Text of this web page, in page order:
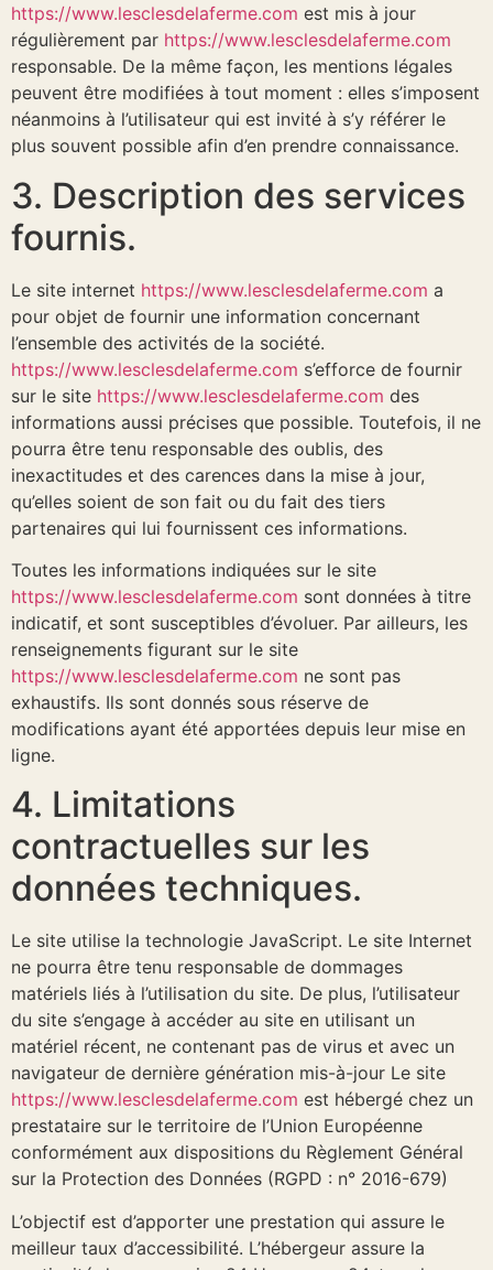
https://www.lesclesdelaferme.com est mis à jour
régulièrement par https://www.lesclesdelaferme.com
responsable. De la même façon, les mentions légales
peuvent être modifiées à tout moment : elles s’imposent
néanmoins à l’utilisateur qui est invité à s’y référer le
plus souvent possible afin d’en prendre connaissance.
3. Description des services
fournis.
Le site internet https://www.lesclesdelaferme.com a
pour objet de fournir une information concernant
l’ensemble des activités de la société.
https://www.lesclesdelaferme.com s’efforce de fournir
sur le site https://www.lesclesdelaferme.com des
informations aussi précises que possible. Toutefois, il ne
pourra être tenu responsable des oublis, des
inexactitudes et des carences dans la mise à jour,
qu’elles soient de son fait ou du fait des tiers
partenaires qui lui fournissent ces informations.
Toutes les informations indiquées sur le site
https://www.lesclesdelaferme.com sont données à titre
indicatif, et sont susceptibles d’évoluer. Par ailleurs, les
renseignements figurant sur le site
https://www.lesclesdelaferme.com ne sont pas
exhaustifs. Ils sont donnés sous réserve de
modifications ayant été apportées depuis leur mise en
ligne.
4. Limitations
contractuelles sur les
données techniques.
Le site utilise la technologie JavaScript. Le site Internet
ne pourra être tenu responsable de dommages
matériels liés à l’utilisation du site. De plus, l’utilisateur
du site s’engage à accéder au site en utilisant un
matériel récent, ne contenant pas de virus et avec un
navigateur de dernière génération mis-à-jour Le site
https://www.lesclesdelaferme.com est hébergé chez un
prestataire sur le territoire de l’Union Européenne
conformément aux dispositions du Règlement Général
sur la Protection des Données (RGPD : n° 2016-679)
L’objectif est d’apporter une prestation qui assure le
meilleur taux d’accessibilité. L’hébergeur assure la